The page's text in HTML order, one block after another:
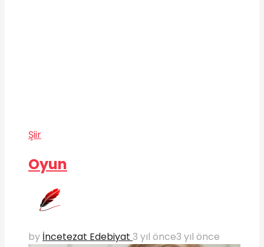
Şiir
Oyun
by İncetezat Edebiyat 3 yıl önce3 yıl önce